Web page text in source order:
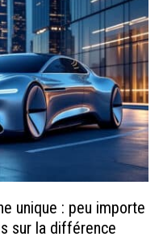
unique : peu importe
sur la différence